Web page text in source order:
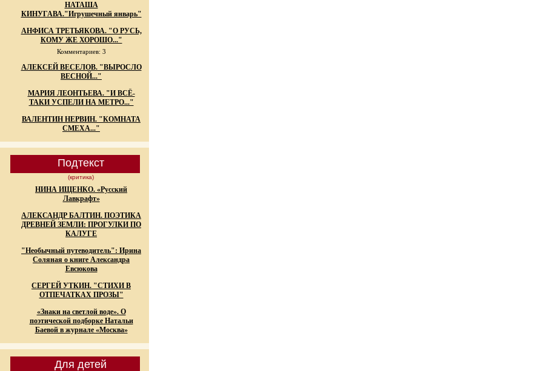
НАТАША
КИНУГАВА."Игрушечный январь"
АНФИСА ТРЕТЬЯКОВА. "О РУСЬ,
КОМУ ЖЕ ХОРОШО..."
Комментариев: 3
АЛЕКСЕЙ ВЕСЕЛОВ. "ВЫРОСЛО
ВЕСНОЙ..."
МАРИЯ ЛЕОНТЬЕВА. "И ВСЁ-
ТАКИ УСПЕЛИ НА МЕТРО..."
ВАЛЕНТИН НЕРВИН. "КОМНАТА
СМЕХА..."
Подтекст
(критика)
НИНА ИЩЕНКО. «Русский
Лавкрафт»
АЛЕКСАНДР БАЛТИН. ПОЭТИКА
ДРЕВНЕЙ ЗЕМЛИ: ПРОГУЛКИ ПО
КАЛУГЕ
"Необычный путеводитель": Ирина
Соляная о книге Александра
Евсюкова
СЕРГЕЙ УТКИН. "СТИХИ В
ОТПЕЧАТКАХ ПРОЗЫ"
«Знаки на светлой воде». О
поэтической подборке Натальи
Баевой в журнале «Москва»
Для детей